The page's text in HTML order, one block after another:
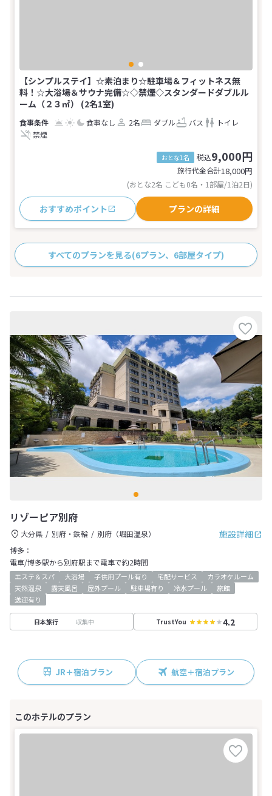
【シンプルステイ】☆素泊まり☆駐車場＆フィットネス無
料！☆大浴場＆サウナ完備☆◇禁煙◇スタンダードダブルル
ーム（２３㎡） (2名1室)
食事なし 2名 ダブル バス
トイレ
禁煙
おとな1名 税込9,000円
旅行代金合計18,000円
(おとな2名 こども0名・1部屋/1泊2日)
おすすめポイント プランの詳細
すべてのプランを見る(6プラン、6部屋タイプ)
リゾーピア別府
施設詳細
大分県 別府・鉄輪
別府（堀田温泉）
博多：
電車/博多駅から別府駅まで電車で約2時間
エステ＆スパ 大浴場 子供用プール有り 宅配サービス
カラオケルーム
天然温泉
露天風呂 屋外プール 駐車場有り 冷水プール
旅館
送迎有り
日本旅行 収集中 TrustYou 4.2
JR＋宿泊プラン 航空＋宿泊プラン